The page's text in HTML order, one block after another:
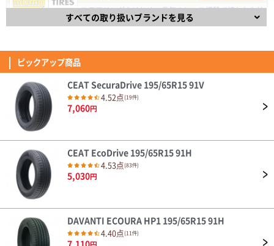
ステアリングをはじめ、長年のレース経験で培われた技
術と経験を取り入れた自動車パーツで有名なイタリアの
ブランドMOMO(モモ)。
FINALIST
ファイナリスト
FINALIST（ファイナリスト）は、【決勝進出者、最終選
考進出者】を意味し、スポーティなドライビングを楽し
めるタイヤです。
OTANI
オータニ
天然ゴム生産高No.1のタイで1964年に創業したブラン
を積極導入し、高品質なタイヤを世界120ヶ国以上で販
売しています。
総合評価：34件
すべての取り扱いブランドを見る
ピックアップ商品
DAVANTI ECOURA HP1 195/65R15 91H
4.40点
NANKANG NA-1 195/65R15 91H
4.54点(74件)
6,590円
CEAT SecuraDrive 195/65R15 91V
4.52点(19件)
7,060円
CEAT EcoDrive 195/65R15 91H
4.53点(83件)
ENVOY ATERNA 155/65R14 75T
耐久性はこれから。 見た目は良いよ
(4.57点)ひろさん
ZEETEX HP6000 ECO 205/45R17 88W XL
本日タイヤが届きましたので早速交換していただき走行してみましたが、ま
ず乗り出してすぐ感じたのが転がり抵抗がちょっとあるかなってのが第一印
象でした。 以前付けてたタイヤの時よりちょっと踏み込まないと前に進ま
ない感じでした。 それと高速走行時に少しロードノイズ音が聞こえるなっ
ても感じました。 乗り心地は抜群に良かったです。
(4.71点)cad*******さん
MOMO M-300 245/45R20.Z 103Y XL
以前使っていた１８インチホイールから ２０インチへアップし、それに伴
い４５タイヤに変えました。 タイヤが薄くなった分、乗り心地が少し犠牲
になりましたが 見た目は凄くカッコよくなり満足してます。 ２０インチだ
とタイヤ代だけで普通は高額になりますが おもったほど高くなくリーズナ
ブルでお得感を感じてます。 この金額ならすり減ったらすぐ交換したいと
思います。 いい買い物ができた。
(4.50点) しんいちさん
MINERVA F205 205/40R18 86Y XL
ミネルバのリピートです！ 前回は17インチ、今回は18インチを購入しまし
た。 このタイヤ乗り心地良いし、静粛性も高い、ウェット路面でも接地感
あるし、ドライでのグリップも満足できる。 何より耐久性あるのもポイン
トです。 高級なタイヤなら当然かもしれないけど、安いのに十分満足でき
るのが素晴らしいです。 本当にコスパの良いタイヤだと思います！
(4.14点) rol*******さん
BRIDGESTONE TECHNO SPORTS 225/45R18 95V XL